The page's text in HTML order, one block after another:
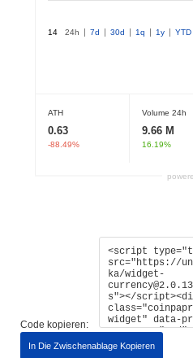
Code kopieren:
In Die Zwischenablage Kopieren